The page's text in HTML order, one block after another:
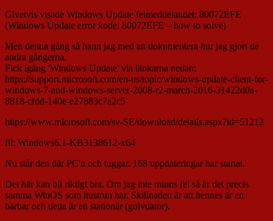
Givetvis visade Windows Update felmeddelandet: 80072EFE
(Windows Update error kode: 80072EFE – how to solve)
Men denna gång så hann jag med att dokumentera hur jag gjort de
andra gångerna.
Fick igång 'Windows Update' via länkarna nedan:
https://support.microsoft.com/en-us/topic/windows-update-client-for-
windows-7-and-windows-server-2008-r2-march-2016-31422d0a-
8818-cfdd-140e-e27883c7a2c5
https://www.microsoft.com/sv-SE/download/details.aspx?id=51212
fil: Windows6.1-KB3138612-x64
Nu står den där PC'n och tuggar. 168 uppdateringar har startat.
Det här kan bli riktigt bra. Om jag inte minns fel så är det precis
samma WinOS som hustrun har. Skillnaden är att hennes är en
bärbar och detta är en stationär (golvdator).